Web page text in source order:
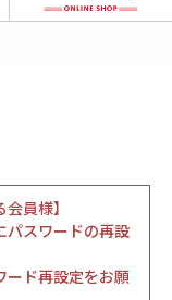
員様】
パスワードの再設
ード再設定をお願